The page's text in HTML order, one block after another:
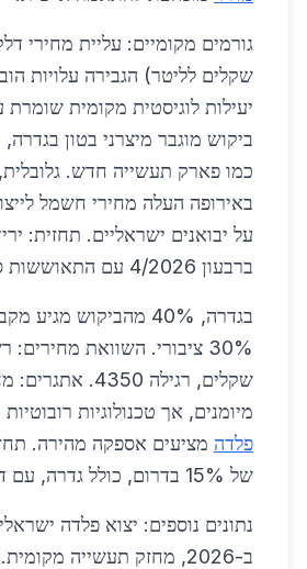
שקלים לליטר) הגבירה עלויות
יעילות לוגיסטית מקומית שומרת
ביקוש מוגבר מיצרני בטון
כמו פארק תעשייה חדש.
באירופה העלה מחירי חשמל
על יבואנים ישראליים. תחזית:
ברבעון 4/2026 עם התאוששות סין.
בגדרה, 40% מהביקוש
שקלים, רגילה
מיומנים, אך טכנולוגיות
פלדה מציעים אספקה מהירה.
של 15% בדרום, כולל גדרה, עם דגש על קיימות.
ב-2026, מחזק תעשייה